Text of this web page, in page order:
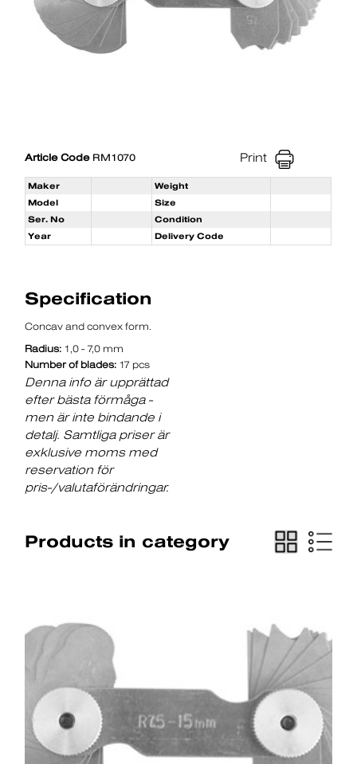
Article CodeRM1070 Print
Maker
Weight
Model
Size
Ser. No
Condition
Year
Delivery Code
Specification
Concav and convex form.
Radius: 1,0 - 7,0 mm
Number of blades: 17 pcs
Denna info är upprättad
efter bästa förmåga -
men är inte bindande i
detalj. Samtliga priser är
exklusive moms med
reservation för
pris-/valutaförändringar.
Products in category